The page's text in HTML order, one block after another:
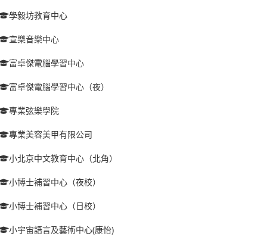
學毅坊教育中心
宣樂音樂中心
富卓傑電腦學習中心
富卓傑電腦學習中心（夜）
專業弦樂學院
專業美容美甲有限公司
小北京中文教育中心（北角）
小博士補習中心（夜校）
小博士補習中心（日校）
小宇宙語言及藝術中心(康怡)